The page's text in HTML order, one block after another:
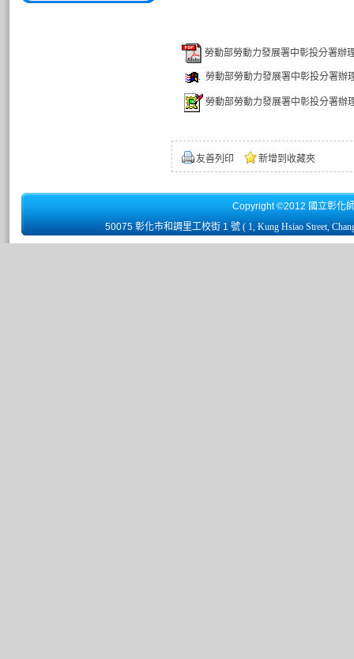
勞動部勞動力發展署中彰投分署辦
勞動部勞動力發展署中彰投分署辦
勞動部勞動力發展署中彰投分署辦
友善列印 新增到收藏夾
Copyright ©2012 國立彰化
50075 彰化市和調里工校街 1 號 ( 1, Kung Hsiao Street,